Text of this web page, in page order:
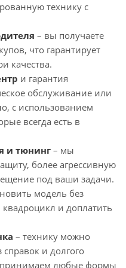
технику с
– вы получаете
что гарантирует
качества.
и гарантия
обслуживание или
с использованием
всегда есть в
и тюнинг – мы
более агрессивную
под ваши задачи.
модель без
и доплатить
– технику можно
и долгого
принимаем любые формы